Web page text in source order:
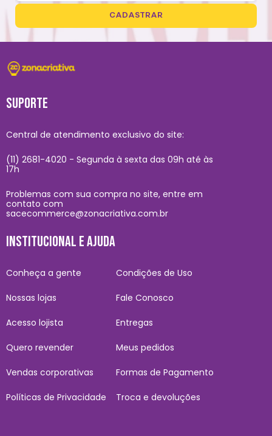
CADASTRAR
SUPORTE
Central de atendimento exclusivo do site:
(11) 2681-4020 - Segunda à sexta das 09h até às
17h
Problemas com sua compra no site, entre em
contato com
sacecommerce@zonacriativa.com.br
INSTITUCIONAL E AJUDA
Conheça a gente
Nossas lojas
Acesso lojista
Quero revender
Vendas corporativas
Políticas de Privacidade
Condições de Uso
Fale Conosco
Entregas
Meus pedidos
Formas de Pagamento
Troca e devoluções